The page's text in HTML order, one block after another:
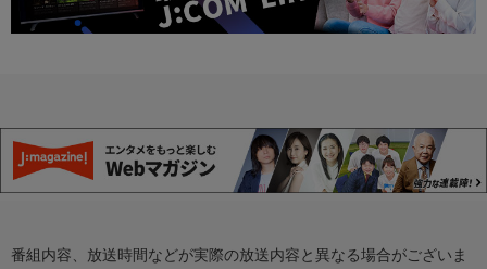
番組内容、放送時間などが実際の放送内容と異なる場合がございま